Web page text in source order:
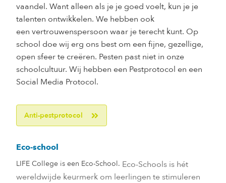
vaandel. Want alleen als je je goed voelt, kun je je
talenten ontwikkelen. We hebben ook
een vertrouwenspersoon waar je terecht kunt. Op
school doe wij erg ons best om een fijne, gezellige,
open sfeer te creëren. Pesten past niet in onze
schoolcultuur. Wij hebben een Pestprotocol en een
Social Media Protocol.
Anti-pestprotocol
Eco-school
LIFE College is een Eco-School. Eco-Schools is hét
wereldwijde keurmerk om leerlingen te stimuleren